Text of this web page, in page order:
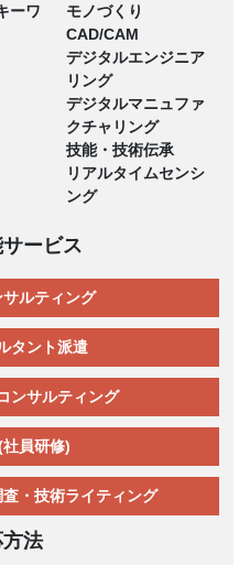
ーワ
モノづくり
CAD/CAM
デジタルエンジニア
リング
デジタルマニュファ
クチャリング
技能・技術伝承
リアルタイムセンシ
ング
ービス
ルティング
タント派遣
ンサルティング
員研修)
・技術ライティング
法